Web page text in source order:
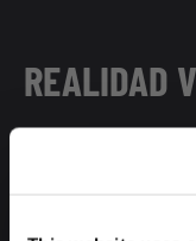
REALIDAD
Como hemos
es extensa,
simuladores.